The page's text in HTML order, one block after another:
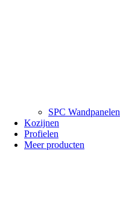
SPC Wandpanelen
Kozijnen
Profielen
Meer producten